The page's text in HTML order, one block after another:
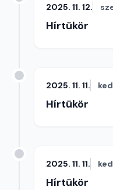
2025. 11. 12.
Hírtükör
2025. 11. 11.
Hírtükör
2025. 11. 11.
Hírtükör